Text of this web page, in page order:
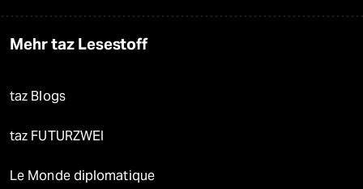
Mehr taz Lesestoff
taz Blogs
taz FUTURZWEI
Le Monde diplomatique